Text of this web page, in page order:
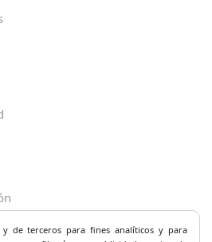
y de terceros para fines analíticos y para